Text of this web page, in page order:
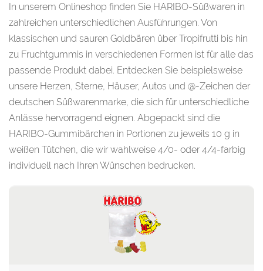
In unserem Onlineshop finden Sie HARIBO-Süßwaren in
zahlreichen unterschiedlichen Ausführungen. Von
klassischen und sauren Goldbären über Tropifrutti bis hin
zu Fruchtgummis in verschiedenen Formen ist für alle das
passende Produkt dabei. Entdecken Sie beispielsweise
unsere Herzen, Sterne, Häuser, Autos und @-Zeichen der
deutschen Süßwarenmarke, die sich für unterschiedliche
Anlässe hervorragend eignen. Abgepackt sind die
HARIBO-Gummibärchen in Portionen zu jeweils 10 g in
weißen Tütchen, die wir wahlweise 4/0- oder 4/4-farbig
individuell nach Ihren Wünschen bedrucken.